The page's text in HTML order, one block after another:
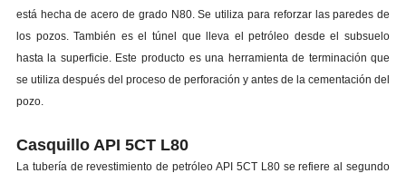
está hecha de acero de grado N80. Se utiliza para reforzar las paredes de
los pozos. También es el túnel que lleva el petróleo desde el subsuelo
hasta la superficie. Este producto es una herramienta de terminación que
se utiliza después del proceso de perforación y antes de la cementación del
pozo.
Casquillo API 5CT L80
La tubería de revestimiento de petróleo API 5CT L80 se refiere al segundo